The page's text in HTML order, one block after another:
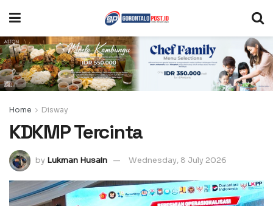
Home Disway
KDKMP Tercinta
by Lukman Husain Wednesday, 8 July 2026